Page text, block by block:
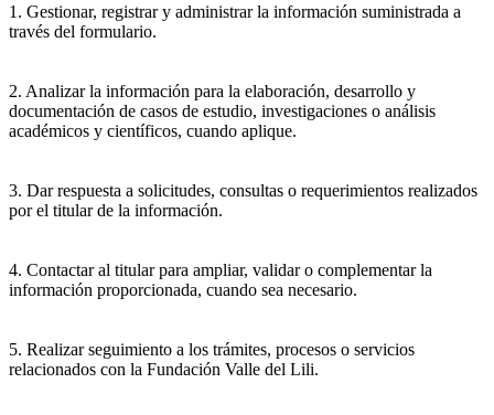
1. Gestionar, registrar y administrar la información suministrada a
través del formulario.
2. Analizar la información para la elaboración, desarrollo y
documentación de casos de estudio, investigaciones o análisis
académicos y científicos, cuando aplique.
3. Dar respuesta a solicitudes, consultas o requerimientos realizados
por el titular de la información.
4. Contactar al titular para ampliar, validar o complementar la
información proporcionada, cuando sea necesario.
5. Realizar seguimiento a los trámites, procesos o servicios
relacionados con la Fundación Valle del Lili.